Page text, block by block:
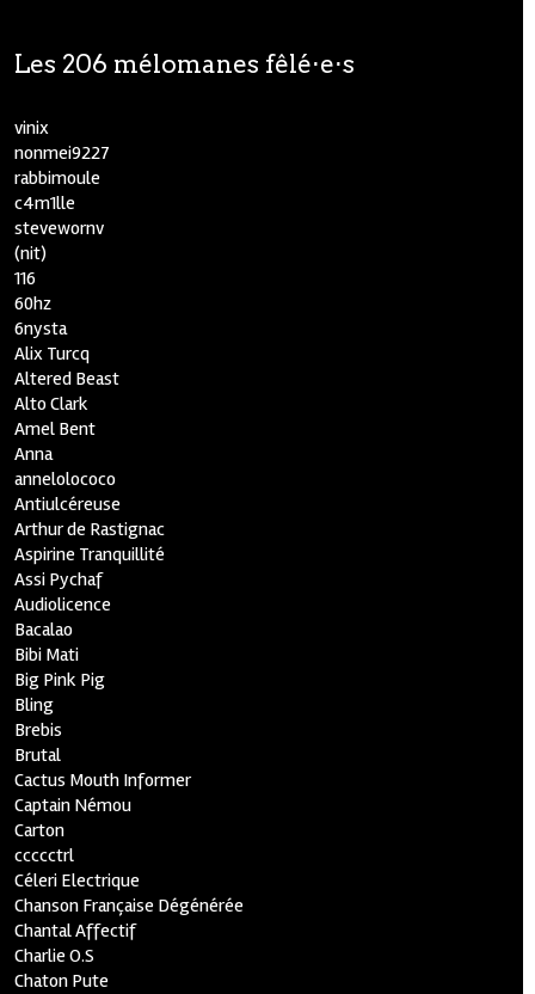
Les 206 mélomanes fêlé⋅e⋅s
vinix
nonmei9227
rabbimoule
c4m1lle
stevewornv
(nit)
116
60hz
6nysta
Alix Turcq
Altered Beast
Alto Clark
Amel Bent
Anna
annelolococo
Antiulcéreuse
Arthur de Rastignac
Aspirine Tranquillité
Assi Pychaf
Audiolicence
Bacalao
Bibi Mati
Big Pink Pig
Bling
Brebis
Brutal
Cactus Mouth Informer
Captain Némou
Carton
ccccctrl
Céleri Electrique
Chanson Française Dégénérée
Chantal Affectif
Charlie O.S
Chaton Pute